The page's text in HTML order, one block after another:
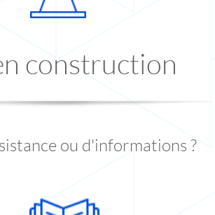
construction
ou d'informations ?